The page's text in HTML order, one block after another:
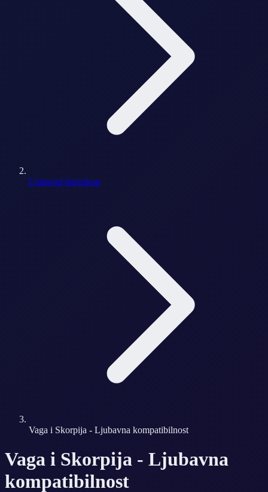
Ljubavni horoskop
Vaga i Skorpija - Ljubavna kompatibilnost
Vaga i Skorpija - Ljubavna
kompatibilnost